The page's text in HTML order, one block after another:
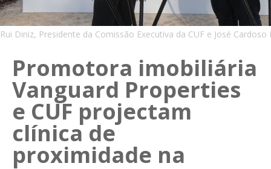
Rui Diniz, Presidente da Comissão Executiva da CUF e José
Promotora imobiliária
Vanguard Properties
e CUF projectam
clínica de
proximidade na